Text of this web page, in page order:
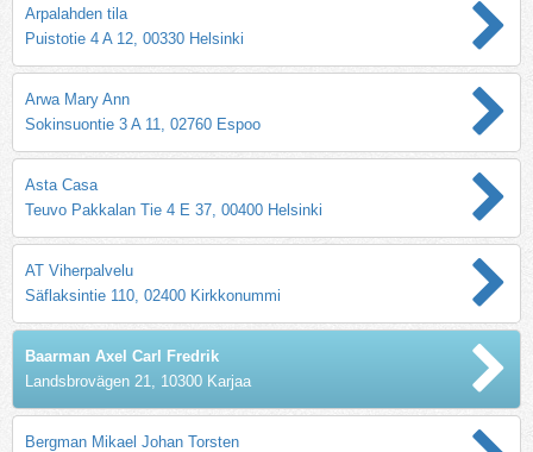
Arpalahden tila
Puistotie 4 A 12, 00330 Helsinki
Arwa Mary Ann
Sokinsuontie 3 A 11, 02760 Espoo
Asta Casa
Teuvo Pakkalan Tie 4 E 37, 00400 Helsinki
AT Viherpalvelu
Säflaksintie 110, 02400 Kirkkonummi
Baarman Axel Carl Fredrik
Landsbrovägen 21, 10300 Karjaa
Bergman Mikael Johan Torsten